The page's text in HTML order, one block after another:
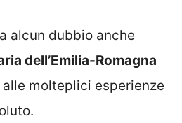
alcun dubbio anche
dell’Emilia-Romagna
molteplici esperienze